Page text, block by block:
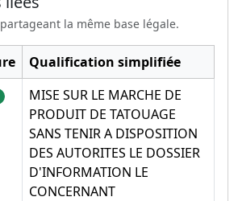
la même base légale.
Qualification simplifiée
MISE SUR LE MARCHE DE
PRODUIT DE TATOUAGE
SANS TENIR A DISPOSITION
DES AUTORITES LE DOSSIER
D'INFORMATION LE
CONCERNANT